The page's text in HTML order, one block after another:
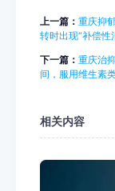
上一篇： 重庆抑
转时出现“补偿性
下一篇： 重庆治
间，服用维生素
相关内容